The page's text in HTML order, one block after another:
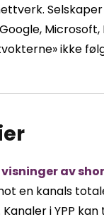
ikke
av
en kanals
i YPP